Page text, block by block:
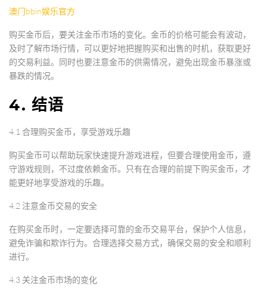
澳门bbin娱乐官方
购买金币后，要关注金币市场的变化。金币的价格可能会有波动，
及时了解市场行情，可以更好地把握购买和出售的时机，获取更好
的交易利益。同时也要注意金币的供需情况，避免出现金币暴涨或
暴跌的情况。
4. 结语
4.1 合理购买金币，享受游戏乐趣
购买金币可以帮助玩家快速提升游戏进程，但要合理使用金币，遵
守游戏规则，不过度依赖金币。只有在合理的前提下购买金币，才
能更好地享受游戏的乐趣。
4.2 注意金币交易的安全
在购买金币时，一定要选择可靠的金币交易平台，保护个人信息，
避免诈骗和欺诈行为。合理选择交易方式，确保交易的安全和顺利
进行。
4.3 关注金币市场的变化